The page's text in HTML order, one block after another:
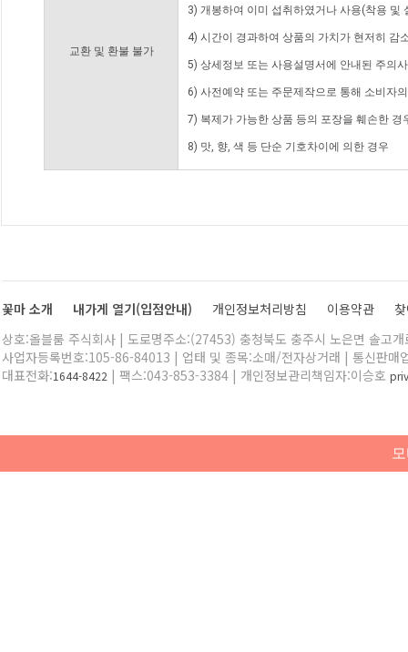
교환 및 환불 불가
3) 개봉하여 이미 섭취하였거나 사용(착용 및
4) 시간이 경과하여 상품의 가치가 현저히 감
5) 상세정보 또는 사용설명서에 안내된 주의
6) 사전예약 또는 주문제작으로 통해 소비자
7) 복제가 가능한 상품 등의 포장을 훼손한 경
8) 맛, 향, 색 등 단순 기호차이에 의한 경우
꽃마 소개 내가게 열기(입점안내) 개인정보처리방침 이용약관
상호:올블룸 주식회사 | 도로명주소:(27453) 충청북도 충주시 노은면 솔고
사업자등록번호:105-86-84013 | 업태 및 종목:소매/전자상거래 | 통신판매
대표전화:1644-8422 | 팩스:043-853-3384 | 개인정보관리책임자:이승호